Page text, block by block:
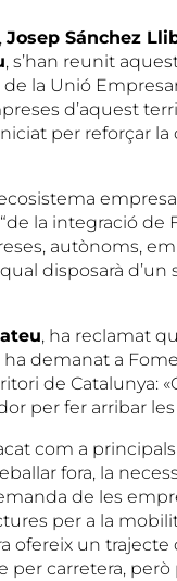
Josep Sánchez
, s’han reunit
la Unió
d’aquest
per reforçar
la integració de
autònoms,
disposarà
, ha reclamat
ha demanat a
de Catalunya:
per fer arribar
com a
fora, la
de les
per a la
ofereix un trajecte
per carretera,